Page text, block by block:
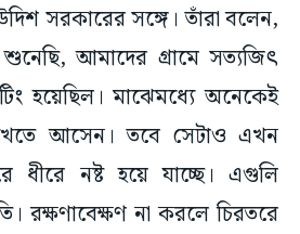
সরকারের সঙ্গে। তাঁরা বলেন,
আমাদের গ্রামে সত্যজিৎ
হয়েছিল। মাঝেমধ্যে অনেকেই
আসেন। তবে সেটাও এখন
ধীরে নষ্ট হয়ে যাচ্ছে। এগুলি
রক্ষণাবেক্ষণ না করলে চিরতরে